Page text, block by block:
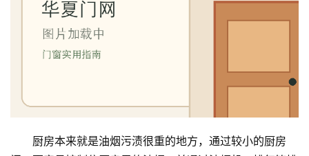
厨房本来就是油烟污渍很重的地方，通过较小的厨房